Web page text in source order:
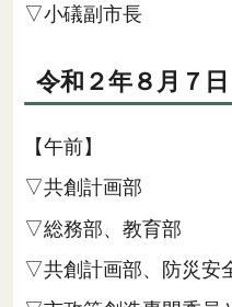
▽小礒副市長
令和２年８月７日
【午前】
▽共創計画部
▽総務部、教育部
▽共創計画部、防災安